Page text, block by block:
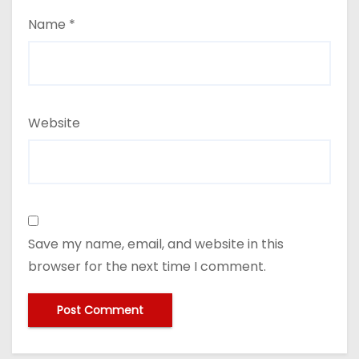
Name *
Website
Save my name, email, and website in this
browser for the next time I comment.